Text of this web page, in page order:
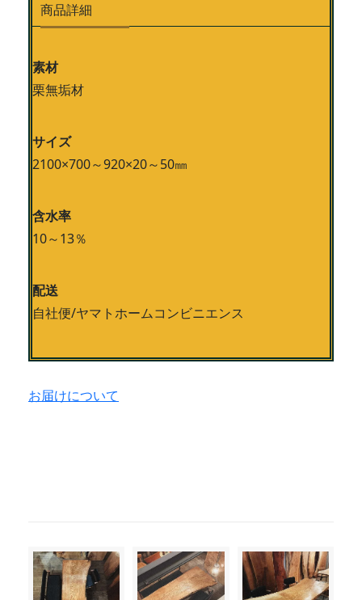
商品詳細
素材
栗無垢材
サイズ
2100×700～920×20～50㎜
含水率
10～13％
配送
自社便/ヤマトホームコンビニエンス
お届けについて